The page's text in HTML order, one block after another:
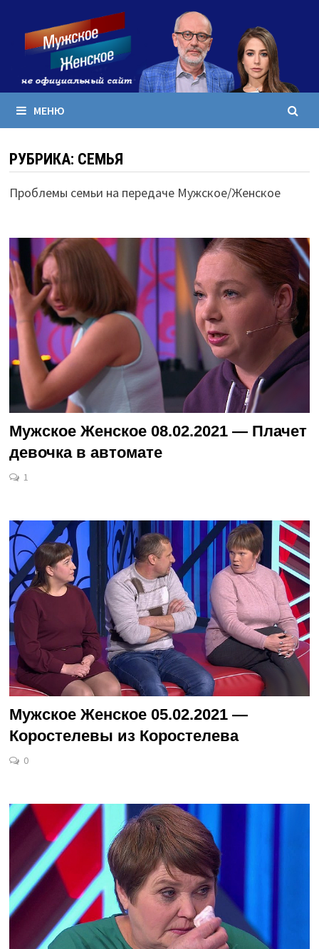
содержимому
МЕНЮ
РУБРИКА: СЕМЬЯ
Проблемы семьи на передаче Мужское/Женское
Мужское Женское 08.02.2021 — Плачет
девочка в автомате
1
Мужское Женское 05.02.2021 —
Коростелевы из Коростелева
0